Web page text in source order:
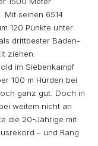
Mit seinen 6514
120 Punkte unter
drittbester Baden-
ziehen.
im Siebenkampf
100 m Hürden bei
ganz gut. Doch in
weitem nicht an
die 20-Jährige mit
– und Rang